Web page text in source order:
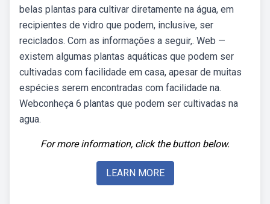
belas plantas para cultivar diretamente na água, em
recipientes de vidro que podem, inclusive, ser
reciclados. Com as informações a seguir,. Web —
existem algumas plantas aquáticas que podem ser
cultivadas com facilidade em casa, apesar de muitas
espécies serem encontradas com facilidade na.
Webconheça 6 plantas que podem ser cultivadas na
agua.
For more information, click the button below.
LEARN MORE